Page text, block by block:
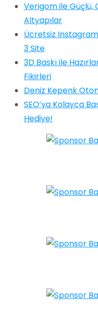
Verigom ile Güçlü,
Altyapılar
Ücretsiz
3 Site
3D Baskı ile
Fikirleri
Deniz Kepenk
SEO’ya Kolayca
Hediye!